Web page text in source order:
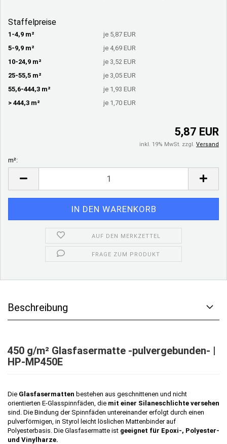
Staffelpreise
1-4,9 m²
je 5,87 EUR
5-9,9 m²
je 4,69 EUR
10-24,9 m²
je 3,52 EUR
25-55,5 m²
je 3,05 EUR
55,6-444,3 m²
je 1,93 EUR
> 444,3 m²
je 1,70 EUR
5,87 EUR
inkl. 19% MwSt. zzgl. Versand
m²:
AUF DEN MERKZETTEL
FRAGE ZUM PRODUKT
Beschreibung
450 g/m² Glasfasermatte -pulvergebunden- |
HP-MP450E
Die Glasfasermatten bestehen aus geschnittenen und nicht
orientierten E-Glasspinnfäden, die mit einer Silaneschlichte versehen
sind. Die Bindung der Spinnfäden untereinander erfolgt durch einen
pulverförmigen, in Styrol leicht löslichen Mattenbinder auf
Polyesterbasis. Die Glasfasermatte ist geeignet für Epoxi-, Polyester-
und Vinylharze.